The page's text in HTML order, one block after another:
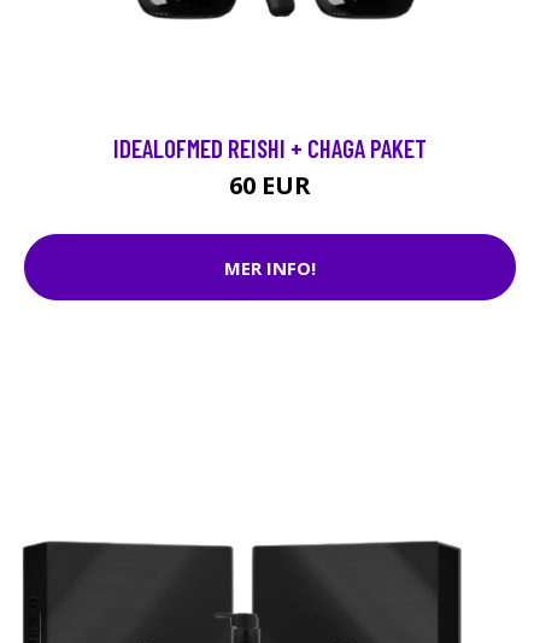
IDEALOFMED REISHI + CHAGA PAKET
60 EUR
MER INFO!